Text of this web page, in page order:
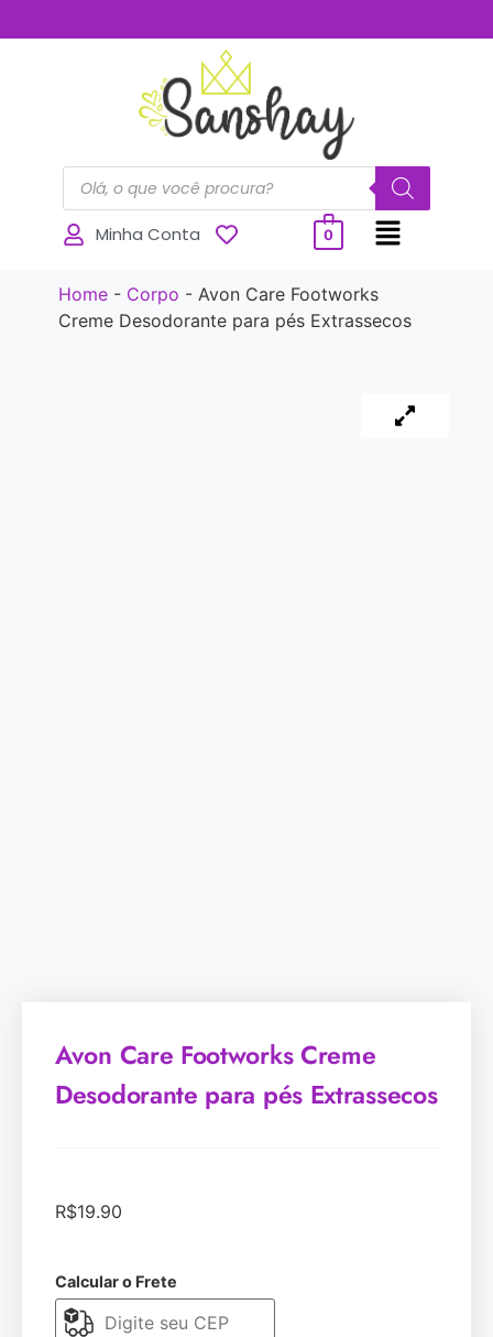
Minha Conta 0
Home- Corpo - Avon Care Footworks
Creme Desodorante para pés Extrassecos
Avon Care Footworks Creme
Desodorante para pés Extrassecos
R$19.90
Calcular o Frete